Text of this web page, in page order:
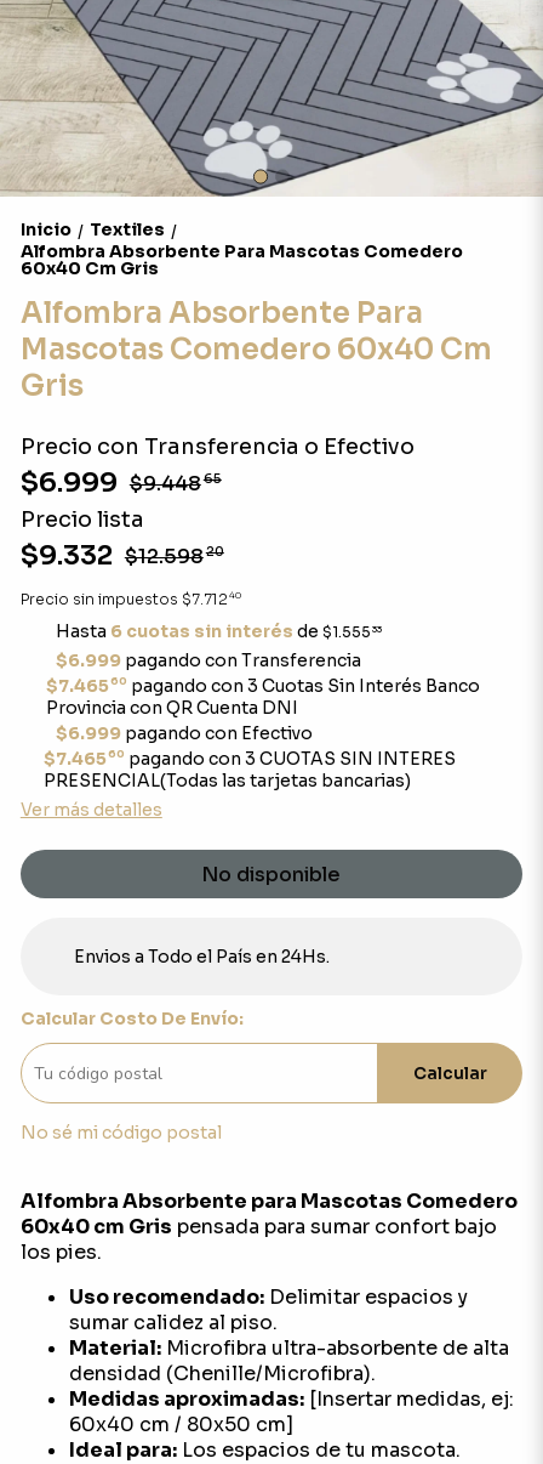
Inicio / Textiles /
Alfombra Absorbente Para Mascotas Comedero
60x40 Cm Gris
Alfombra Absorbente Para
Mascotas Comedero 60x40 Cm
Gris
Precio con Transferencia o Efectivo
$6.999 $9.44865
Precio lista
$9.332 $12.59820
Precio sin impuestos $7.712 40
Hasta 6 cuotas sin interés de $1.555 33
$6.999pagando con Transferencia
$7.46560 pagando con 3 Cuotas Sin Interés Banco
Provincia con QR Cuenta DNI
$6.999pagando con Efectivo
$7.46560 pagando con 3 CUOTAS SIN INTERES
PRESENCIAL(Todas las tarjetas bancarias)
Ver más detalles
No disponible
Envios a Todo el País en 24Hs.
Calcular Costo De Envío:
Calcular
No sé mi código postal
Alfombra Absorbente para Mascotas Comedero
60x40 cm Gris pensada para sumar confort bajo
los pies.
Uso recomendado:Delimitar espacios y
sumar calidez al piso.
Material:Microfibra ultra-absorbente de alta
densidad (Chenille/Microfibra).
Medidas aproximadas:[Insertar medidas, ej:
60x40 cm / 80x50 cm]
Ideal para:Los espacios de tu mascota.